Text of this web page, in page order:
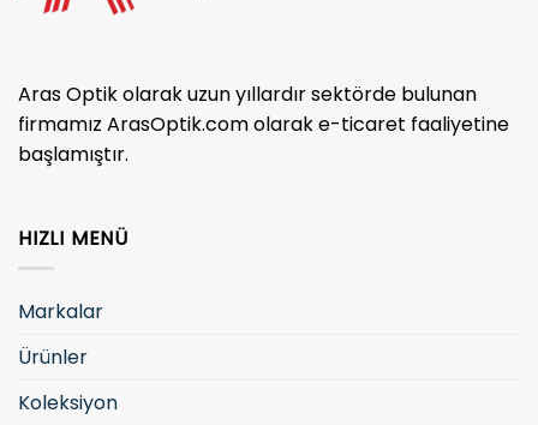
Aras Optik olarak uzun yıllardır sektörde bulunan
firmamız ArasOptik.com olarak e-ticaret faaliyetine
başlamıştır.
HIZLI MENÜ
Markalar
Ürünler
Koleksiyon